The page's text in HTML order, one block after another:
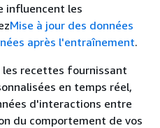
influencent les
Mise à jour des données
après l'entraînement.
recettes fournissant
en temps réel,
d'interactions entre
du comportement de vos